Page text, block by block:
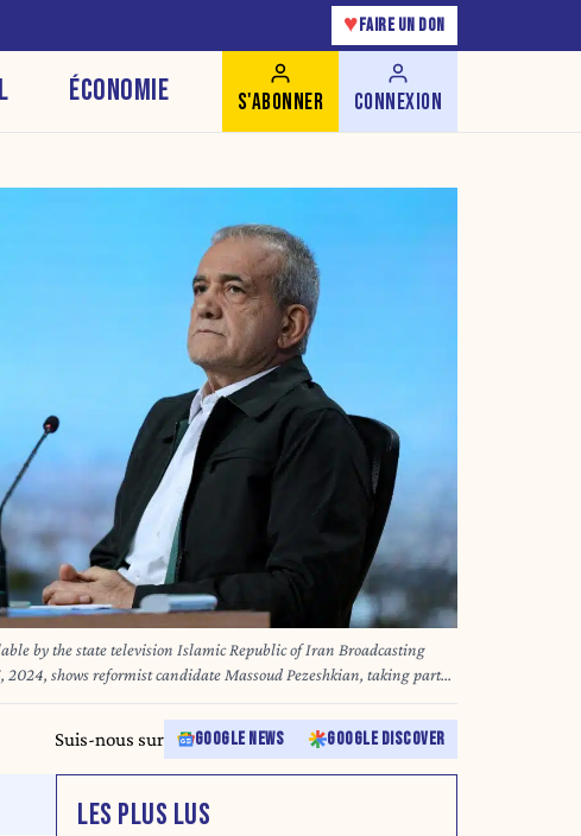
♥ FAIRE UN DON
ÉCONOMIE S'ABONNER CONNEXION
by the state television Islamic Republic of Iran Broadcasting
shows reformist candidate Massoud Pezeshkian, taking part
the Iran State television studio in Tehran. The six candidates are
to succeed the ultraconservative president Ebrahim Raisi, who
19, 2024. MORTEZA FAKHRINEJAD / IRIB / AFP
Suis-nous sur GOOGLE NEWS GOOGLE DISCOVER
LES PLUS LUS